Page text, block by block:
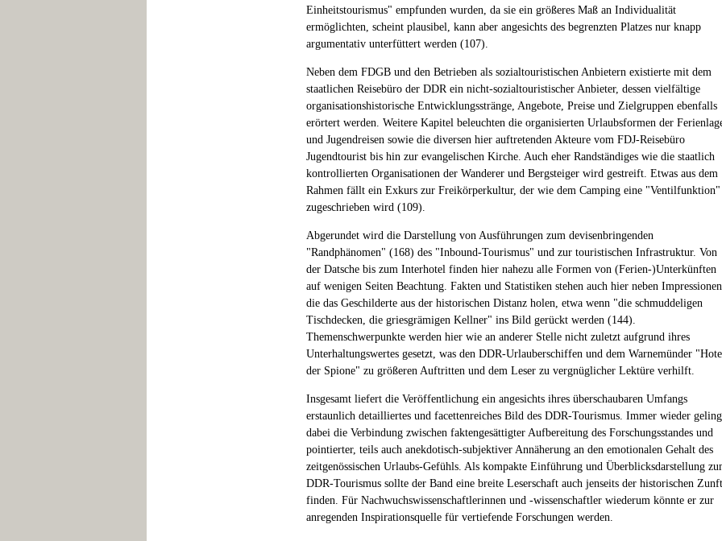
Einheitstourismus" empfunden wurden, da sie ein größeres Maß an Individualität
ermöglichten, scheint plausibel, kann aber angesichts des begrenzten Platzes nur knapp
argumentativ unterfüttert werden (107).
Neben dem FDGB und den Betrieben als sozialtouristischen Anbietern existierte mit dem
staatlichen Reisebüro der DDR ein nicht-sozialtouristischer Anbieter, dessen vielfältige
organisationshistorische Entwicklungsstränge, Angebote, Preise und Zielgruppen ebenfalls
erörtert werden. Weitere Kapitel beleuchten die organisierten Urlaubsformen der
und Jugendreisen sowie die diversen hier auftretenden Akteure vom FDJ-Reisebüro
Jugendtourist bis hin zur evangelischen Kirche. Auch eher Randständiges wie die staatlich
kontrollierten Organisationen der Wanderer und Bergsteiger wird gestreift. Etwas aus dem
Rahmen fällt ein Exkurs zur Freikörperkultur, der wie dem Camping eine "Ventilfunktion"
zugeschrieben wird (109).
Abgerundet wird die Darstellung von Ausführungen zum devisenbringenden
"Randphänomen" (168) des "Inbound-Tourismus" und zur touristischen Infrastruktur. Von
der Datsche bis zum Interhotel finden hier nahezu alle Formen von (Ferien-)Unterkünften
auf wenigen Seiten Beachtung. Fakten und Statistiken stehen auch hier neben
die das Geschilderte aus der historischen Distanz holen, etwa wenn "die schmuddeligen
Tischdecken, die griesgrämigen Kellner" ins Bild gerückt werden (144).
Themenschwerpunkte werden hier wie an anderer Stelle nicht zuletzt aufgrund ihres
Unterhaltungswertes gesetzt, was den DDR-Urlauberschiffen und dem Warnemünder
der Spione" zu größeren Auftritten und dem Leser zu vergnüglicher Lektüre verhilft.
Insgesamt liefert die Veröffentlichung ein angesichts ihres überschaubaren Umfangs
erstaunlich detailliertes und facettenreiches Bild des DDR-Tourismus. Immer wieder
dabei die Verbindung zwischen faktengesättigter Aufbereitung des Forschungsstandes und
pointierter, teils auch anekdotisch-subjektiver Annäherung an den emotionalen Gehalt des
zeitgenössischen Urlaubs-Gefühls. Als kompakte Einführung und Überblicksdarstellung
DDR-Tourismus sollte der Band eine breite Leserschaft auch jenseits der historischen Zunft
finden. Für Nachwuchswissenschaftlerinnen und -wissenschaftler wiederum könnte er zur
anregenden Inspirationsquelle für vertiefende Forschungen werden.